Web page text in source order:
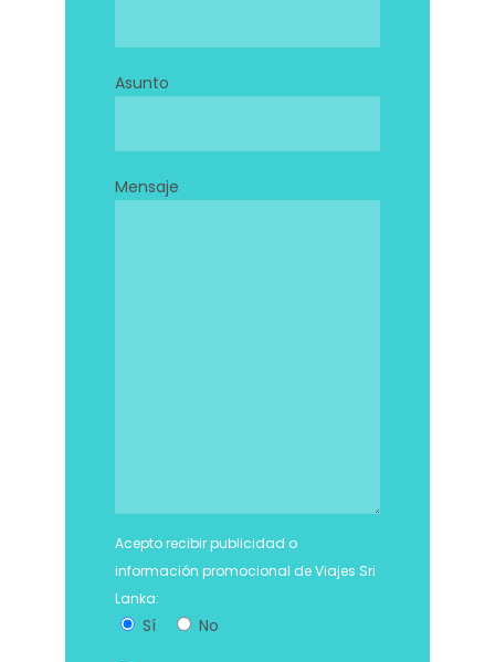
Asunto
Mensaje
Acepto recibir publicidad o
información promocional de Viajes Sri
Lanka:
Sí No